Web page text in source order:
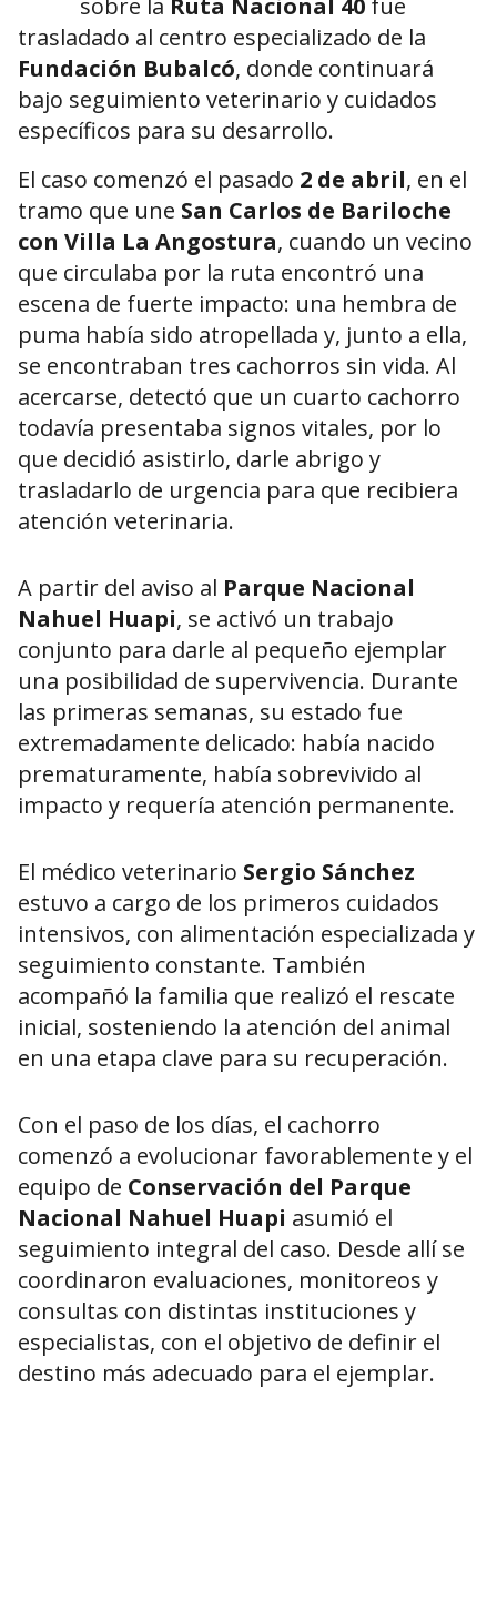
trasladado al centro especializado de la
Fundación Bubalcó, donde continuará
bajo seguimiento veterinario y cuidados
específicos para su desarrollo.
El caso comenzó el pasado 2 de abril, en el
tramo que une San Carlos de Bariloche
con Villa La Angostura, cuando un vecino
que circulaba por la ruta encontró una
escena de fuerte impacto: una hembra de
puma había sido atropellada y, junto a ella,
se encontraban tres cachorros sin vida. Al
acercarse, detectó que un cuarto cachorro
todavía presentaba signos vitales, por lo
que decidió asistirlo, darle abrigo y
trasladarlo de urgencia para que recibiera
atención veterinaria.
A partir del aviso al Parque Nacional
Nahuel Huapi, se activó un trabajo
conjunto para darle al pequeño ejemplar
una posibilidad de supervivencia. Durante
las primeras semanas, su estado fue
extremadamente delicado: había nacido
prematuramente, había sobrevivido al
impacto y requería atención permanente.
El médico veterinario Sergio Sánchez
estuvo a cargo de los primeros cuidados
intensivos, con alimentación especializada y
seguimiento constante. También
acompañó la familia que realizó el rescate
inicial, sosteniendo la atención del animal
en una etapa clave para su recuperación.
Con el paso de los días, el cachorro
comenzó a evolucionar favorablemente y el
equipo de Conservación del Parque
Nacional Nahuel Huapi asumió el
seguimiento integral del caso. Desde allí se
coordinaron evaluaciones, monitoreos y
consultas con distintas instituciones y
especialistas, con el objetivo de definir el
destino más adecuado para el ejemplar.